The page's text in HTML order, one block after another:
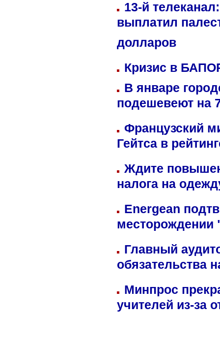
13-й
выплатил
долларов
Кризис в
В январе
подешевеют на
Французский
Гейтса в
Ждите
налога на
Energean
Главный
обязательства
Минпрос
учителей из-за